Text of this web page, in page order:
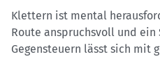
Klettern ist mental
Route anspruchsvoll und
Gegensteuern lässt sich mit